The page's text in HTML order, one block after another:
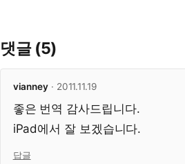
댓글 (5)
vianney · 2011.11.19
좋은 번역 감사드립니다.
iPad에서 잘 보겠습니다.
답글